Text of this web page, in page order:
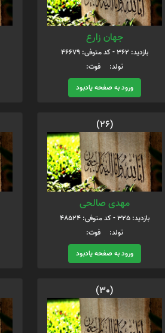
جهان زارع
بازدید: 362 - کد متوفی: 46679
تولد: فوت:
ورود به صفحه یادبود
(26)
مهدی صالحی
بازدید: 325 - کد متوفی: 48524
تولد: فوت:
ورود به صفحه یادبود
(30)